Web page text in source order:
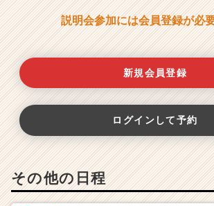
説明会参加には会員登録が必要
新規会員登録
ログインして予約
その他の日程